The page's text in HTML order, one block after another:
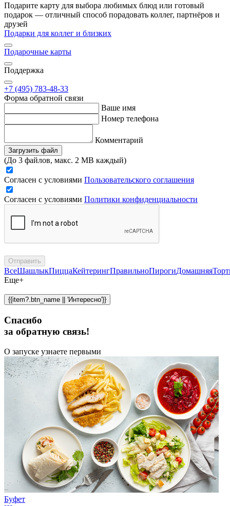
Подарите карту для выбора любимых блюд или готовый
подарок — отличный способ порадовать коллег, партнёров и
друзей
Подарки для коллег и близких
Подарочные карты
Поддержка
+7 (495) 783-48-33
Форма обратной связи
Ваше имя
Номер телефона
Комментарий
Загрузить файл
(До 3 файлов, макс. 2 MB каждый)
Согласен с условиями Пользовательского соглашения
Согласен с условиями Политики конфиденциальности
Отправить
ВсеШашлыкПиццаКейтерингПравильноПирогиДомашняя
Еще+
{{item?.btn_name || 'Интересно'}}
Спасибо
за обратную связь!
О запуске узнаете первыми
Буфет